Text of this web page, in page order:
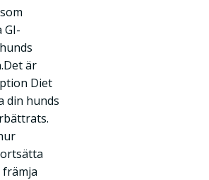
är
Diet
din hunds
främja